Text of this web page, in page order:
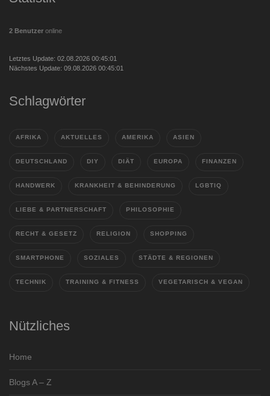
2 Benutzer online
Letztes Update: 02.08.2026 00:45:01
Nächstes Update: 09.08.2026 00:45:01
Schlagwörter
AFRIKA AKTUELLES AMERIKA ASIEN
DEUTSCHLAND DIY DIÄT EUROPA FINANZEN
HANDWERK KRANKHEIT & BEHINDERUNG LGBTIQ
LIEBE & PARTNERSCHAFT PHILOSOPHIE
RECHT & GESETZ RELIGION SHOPPING
SMARTPHONE SOZIALES STÄDTE & REGIONEN
TECHNIK TRAINING & FITNESS VEGETARISCH & VEGAN
Nützliches
Home
Blogs A – Z